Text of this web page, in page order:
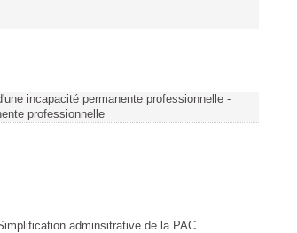
incapacité permanente professionnelle -
professionnelle
adminsitrative de la PAC